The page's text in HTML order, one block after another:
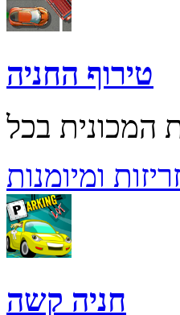
טירוף החניה
ומיומנות
חניה קשה